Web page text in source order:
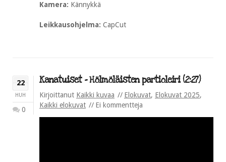
Kamera: Kännykkä
Leikkausohjelma: CapCut
22
HUH
0
Kanatuiset – Hölmöläisten partioleiri (2:27)
Kirjoittanut Kaikki kuvaa Elokuvat, Elokuvat 2025,
Kaikki elokuvat
Ei kommentteja